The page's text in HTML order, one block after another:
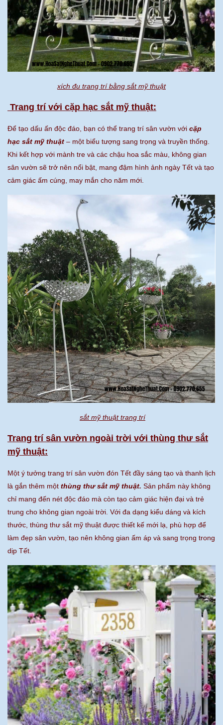
xích đu trang trí bằng sắt mỹ thuật
Trang trí với cặp hạc sắt mỹ thuật:
Để tạo dấu ấn độc đáo, bạn có thể trang trí sân vườn với cặp
hạc sắt mỹ thuật – một biểu tượng sang trọng và truyền thống.
Khi kết hợp với mành tre và các chậu hoa sắc màu, không gian
sân vườn sẽ trở nên nổi bật, mang đậm hình ảnh ngày Tết và tạo
cảm giác ấm cúng, may mắn cho năm mới.
sắt mỹ thuật trang trí
Trang trí sân vườn ngoài trời với thùng thư sắt
mỹ thuật:
Một ý tưởng trang trí sân vườn đón Tết đầy sáng tạo và thanh lịch
là gắn thêm một thùng thư sắt mỹ thuật. Sản phẩm này không
chỉ mang đến nét độc đáo mà còn tạo cảm giác hiện đại và trẻ
trung cho không gian ngoài trời. Với đa dạng kiểu dáng và kích
thước, thùng thư sắt mỹ thuật được thiết kế mới lạ, phù hợp để
làm đẹp sân vườn, tạo nên không gian ấm áp và sang trọng trong
dịp Tết.